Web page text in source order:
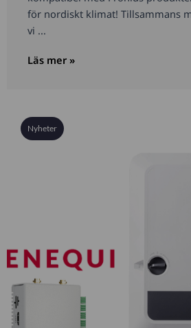
för nordiskt klimat! Tillsammans
vi ...
Läs mer »
Nyheter